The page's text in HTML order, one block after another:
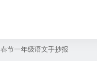
春节一年级语文手抄报